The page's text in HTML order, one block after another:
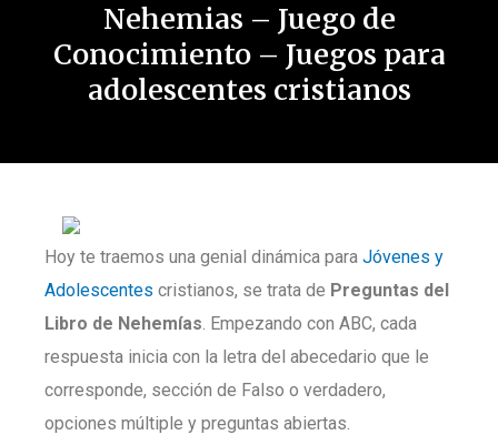
Nehemias – Juego de
Conocimiento – Juegos para
adolescentes cristianos
Hoy te traemos una genial dinámica para Jóvenes y
Adolescentes cristianos, se trata de Preguntas del
Libro de Nehemías. Empezando con ABC, cada
respuesta inicia con la letra del abecedario que le
corresponde, sección de Falso o verdadero,
opciones múltiple y preguntas abiertas.